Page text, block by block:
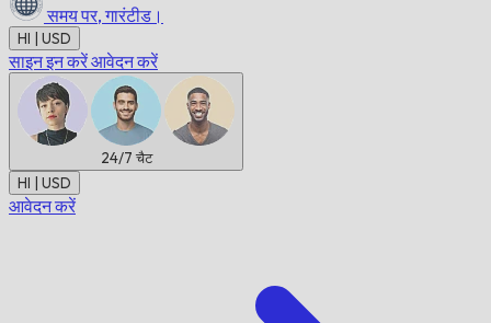
समय पर, गारंटीड।
HI | USD
साइन इन करेंआवेदन करें
24/7 चैट
HI | USD
आवेदन करें